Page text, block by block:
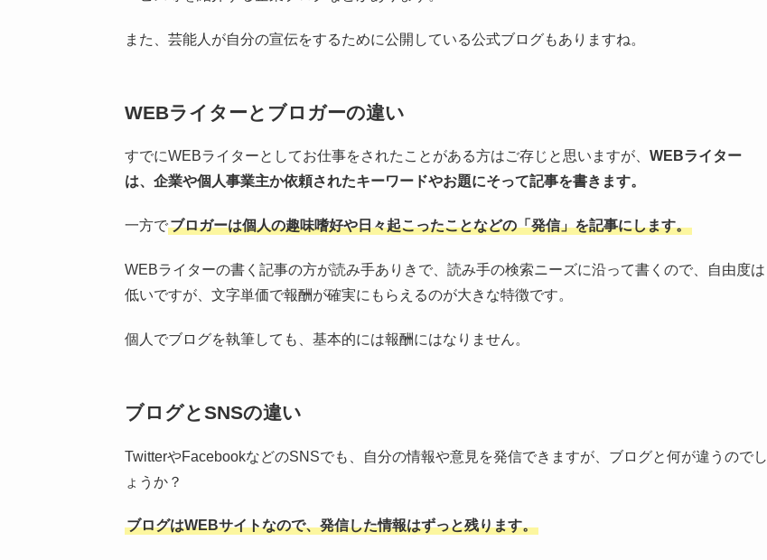
また、芸能人が自分の宣伝をするために公開している公式ブログもありますね。
WEBライターとブロガーの違い
すでにWEBライターとしてお仕事をされたことがある方はご存じと思いますが、 WEBライター
は、企業や個人事業主か依頼されたキーワードやお題にそって記事を書きます。
一方でブロガーは個人の趣味嗜好や日々起こったことなどの「発信」を記事にします。
WEBライターの書く記事の方が読み手ありきで、読み手の検索ニーズに沿って書くので、自由度は
低いですが、文字単価で報酬が確実にもらえるのが大きな特徴です。
個人でブログを執筆しても、基本的には報酬にはなりません。
ブログとSNSの違い
TwitterやFacebookなどのSNSでも、自分の情報や意見を発信できますが、ブログと何が違うのでし
ょうか？
ブログはWEBサイトなので、発信した情報はずっと残ります。